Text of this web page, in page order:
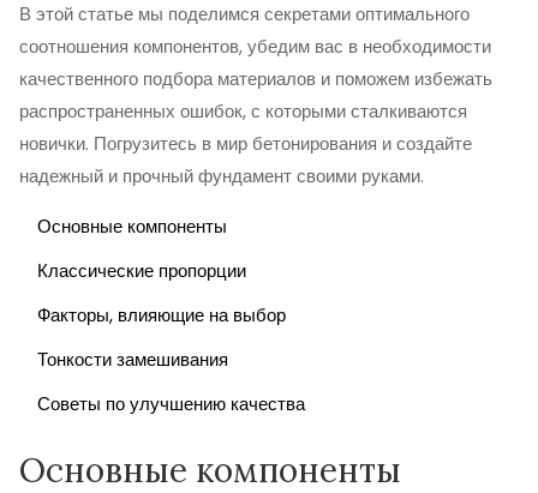
В этой статье мы поделимся секретами оптимального
соотношения компонентов, убедим вас в необходимости
качественного подбора материалов и поможем избежать
распространенных ошибок, с которыми сталкиваются
новички. Погрузитесь в мир бетонирования и создайте
надежный и прочный фундамент своими руками.
Основные компоненты
Классические пропорции
Факторы, влияющие на выбор
Тонкости замешивания
Советы по улучшению качества
Основные компоненты